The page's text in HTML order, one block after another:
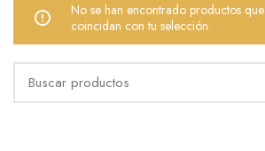
No se han encontrado productos que
coincidan con tu selección.